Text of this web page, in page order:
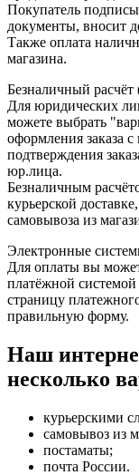
Покупатель
документы, вносит
Также оплата
магазина.
Безналичный
Для юридических
можете выбрать
оформления заказа
подтверждения
юр.лица.
Безналичным
курьерской
самовывоза из
Электронные
Для оплаты вы
платёжной системой
страницу
правильную форму.
Наш
несколько
курьерскими
самовывоз из
постаматы;
почта России.